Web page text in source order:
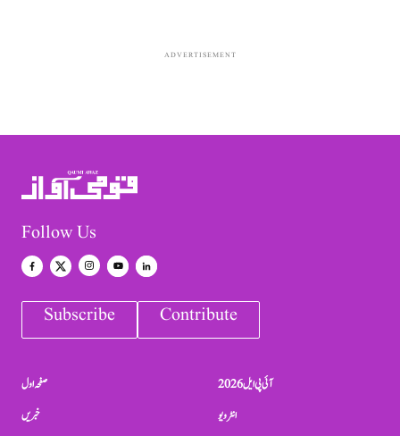
ADVERTISEMENT
Follow Us
Subscribe Contribute
صفحہ اول
خبریں
آئی پی ایل 2026
انٹرویو